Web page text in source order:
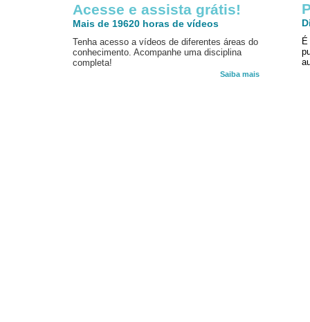
Acesse e assista grátis!
Mais de 19620 horas de vídeos
Tenha acesso a vídeos de diferentes áreas do
conhecimento. Acompanhe uma disciplina
completa!
Saiba mais